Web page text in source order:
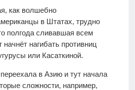
как волшебно
в Штатах, трудно
полгода сливавшая всем
начнёт нагибать противниц
или Касаткиной.
в Азию и тут начала
сложности, например,